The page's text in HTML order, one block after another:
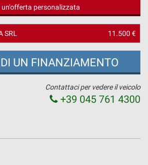
un'offerta personalizzata
SRL 11.500 €
UN FINANZIAMENTO
Contattaci per vedere il veicolo
+39 045 761 4300